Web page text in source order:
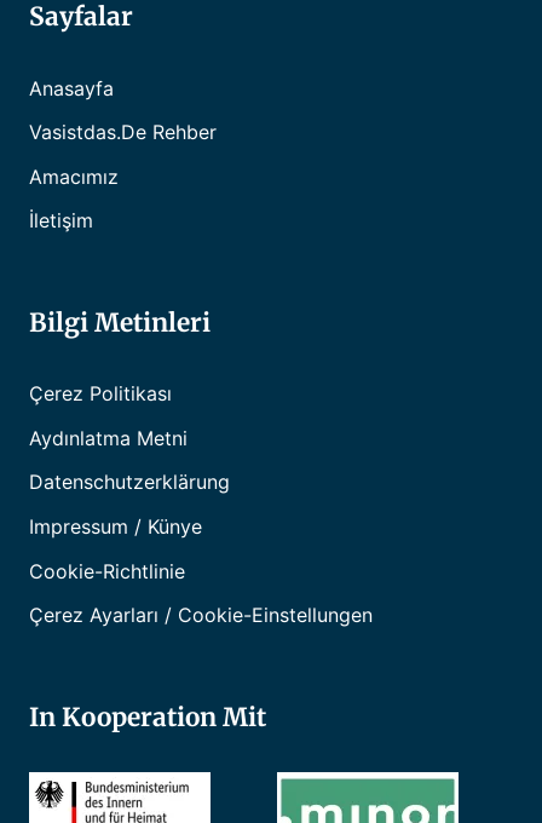
Sayfalar
Anasayfa
Vasistdas.de Rehber
Amacımız
İletişim
Bilgi Metinleri
Çerez Politikası
Aydınlatma Metni
Datenschutzerklärung
Impressum / Künye
Cookie-Richtlinie
Çerez Ayarları / Cookie-Einstellungen
In Kooperation Mit